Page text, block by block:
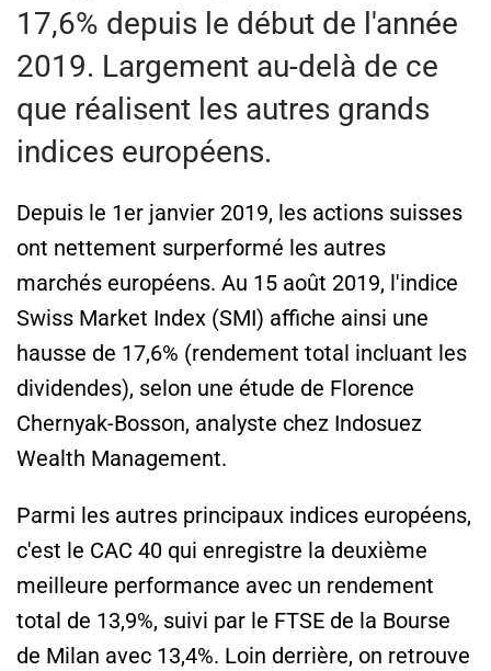
17,6% depuis le début de l'année
2019. Largement au-delà de ce
que réalisent les autres grands
indices européens.
Depuis le 1er janvier 2019, les actions suisses
ont nettement surperformé les autres
marchés européens. Au 15 août 2019, l'indice
Swiss Market Index (SMI) affiche ainsi une
hausse de 17,6% (rendement total incluant les
dividendes), selon une étude de Florence
Chernyak-Bosson, analyste chez Indosuez
Wealth Management.
Parmi les autres principaux indices européens,
c'est le CAC 40 qui enregistre la deuxième
meilleure performance avec un rendement
total de 13,9%, suivi par le FTSE de la Bourse
de Milan avec 13,4%. Loin derrière, on retrouve